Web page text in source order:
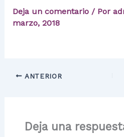
Deja un comentario / Por
marzo, 2018
ANTERIOR
Deja una